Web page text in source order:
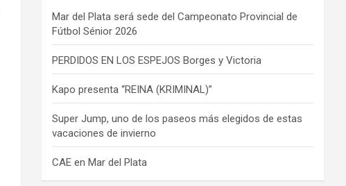
Mar del Plata será sede del Campeonato Provincial de
Fútbol Sénior 2026
PERDIDOS EN LOS ESPEJOS Borges y Victoria
Kapo presenta “REINA (KRIMINAL)”
Super Jump, uno de los paseos más elegidos de estas
vacaciones de invierno
CAE en Mar del Plata